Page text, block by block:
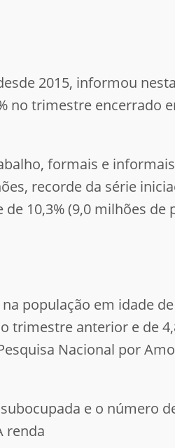
2015, informou
no trimestre encerrado
formais e
recorde da série
10,3% (9,0 milhões de
população em idade
trimestre anterior e de
Nacional por
e o número
renda